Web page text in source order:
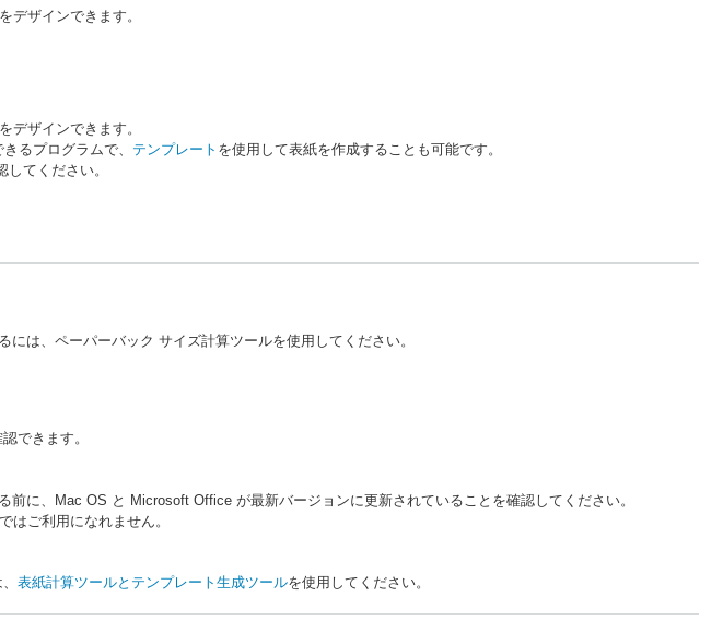
デザインできます。
デザインできます。
るプログラムで、 テンプレート を使用して表紙を作成することも可能です。
てください。
には、ペーパーバック サイズ計算ツールを使用してください。
できます。
に、Mac OS と Microsoft Office が最新バージョンに更新されていることを確認してください。
はご利用になれません。
表紙計算ツールとテンプレート生成ツールを使用してください。